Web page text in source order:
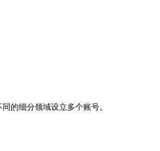
的细分领域设立多个账号。